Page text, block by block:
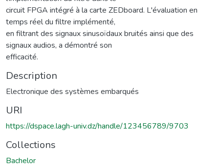
circuit FPGA intégré à la carte ZEDboard. L'évaluation en
temps réel du filtre implémenté,
en filtrant des signaux sinusoïdaux bruités ainsi que des
signaux audios, a démontré son
efficacité.
Description
Electronique des systèmes embarqués
URI
https://dspace.lagh-univ.dz/handle/123456789/9703
Collections
Bachelor